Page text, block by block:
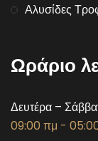
Αλυσίδες
Ωράριο
Δευτέρα –
09:00 πμ -